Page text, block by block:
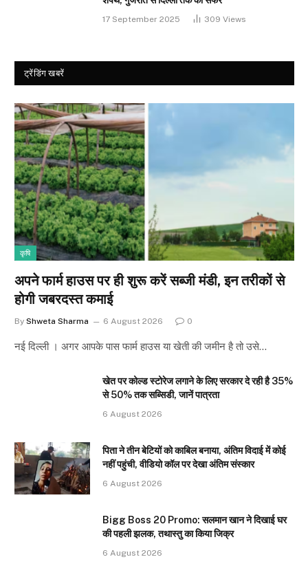
17 September 2025 309 Views
ट्रेंडिंग खबरें
कृषि
अपने फार्म हाउस पर ही शुरू करें सब्जी मंडी, इन तरीकों से
होगी जबरदस्त कमाई
By Shweta Sharma 6 August 2026 0
नई दिल्ली । अगर आपके पास फार्म हाउस या खेती की जमीन है तो उसे…
खेत पर कोल्ड स्टोरेज लगाने के लिए सरकार दे रही है 35%
से 50% तक सब्सिडी, जानें पात्रता
6 August 2026
पिता ने तीन बेटियों को काबिल बनाया, अंतिम विदाई में कोई
नहीं पहुंची, वीडियो कॉल पर देखा अंतिम संस्कार
6 August 2026
Bigg Boss 20 Promo: सलमान खान ने दिखाई घर
की पहली झलक, तथास्तु का किया जिक्र
6 August 2026